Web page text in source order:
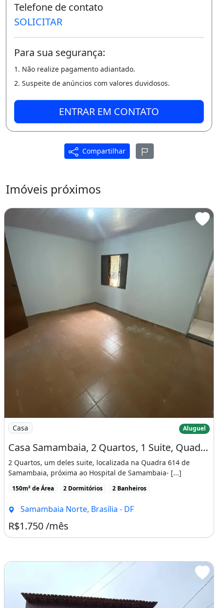
Telefone de contato
SOLICITAR
Para sua segurança:
1. Não realize pagamento adiantado.
2. Suspeite de anúncios com valores duvidosos.
ENTRAR EM CONTATO
Compartilhar
Imóveis próximos
Imagem: Casa Samambaia, 2 Quartos, 1 Suite, Quadra
Casa Aluguel
Casa Samambaia, 2 Quartos, 1 Suite, Quadra 614
2 Quartos, um deles suite, localizada na Quadra 614 de
Samambaia, próxima ao Hospital de Samambaia- [...]
150m² de Área 2 Dormitórios 2 Banheiros
Samambaia Norte, Brasília - DF
R$1.750 /mês